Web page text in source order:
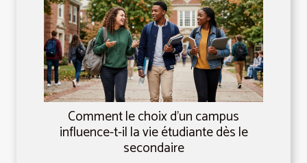
Comment le choix d’un campus
influence-t-il la vie étudiante dès le
secondaire